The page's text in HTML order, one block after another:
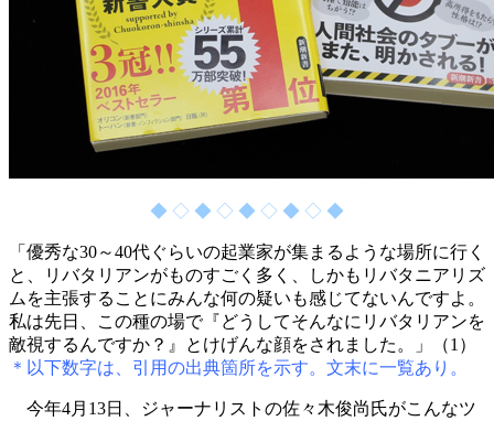
◆ ◇ ◆ ◇ ◆ ◇ ◆ ◇ ◆
「優秀な30～40代ぐらいの起業家が集まるような場所に行く
と、リバタリアンがものすごく多く、しかもリバタニアリズ
ムを主張することにみんな何の疑いも感じてないんですよ。
私は先日、この種の場で『どうしてそんなにリバタリアンを
敵視するんですか？』とけげんな顔をされました。」（1）
＊以下数字は、引用の出典箇所を示す。文末に一覧あり。
今年4月13日、ジャーナリストの佐々木俊尚氏がこんなツ